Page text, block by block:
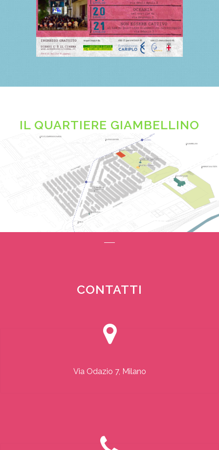
IL QUARTIERE GIAMBELLINO
CONTATTI
Via Odazio 7, Milano